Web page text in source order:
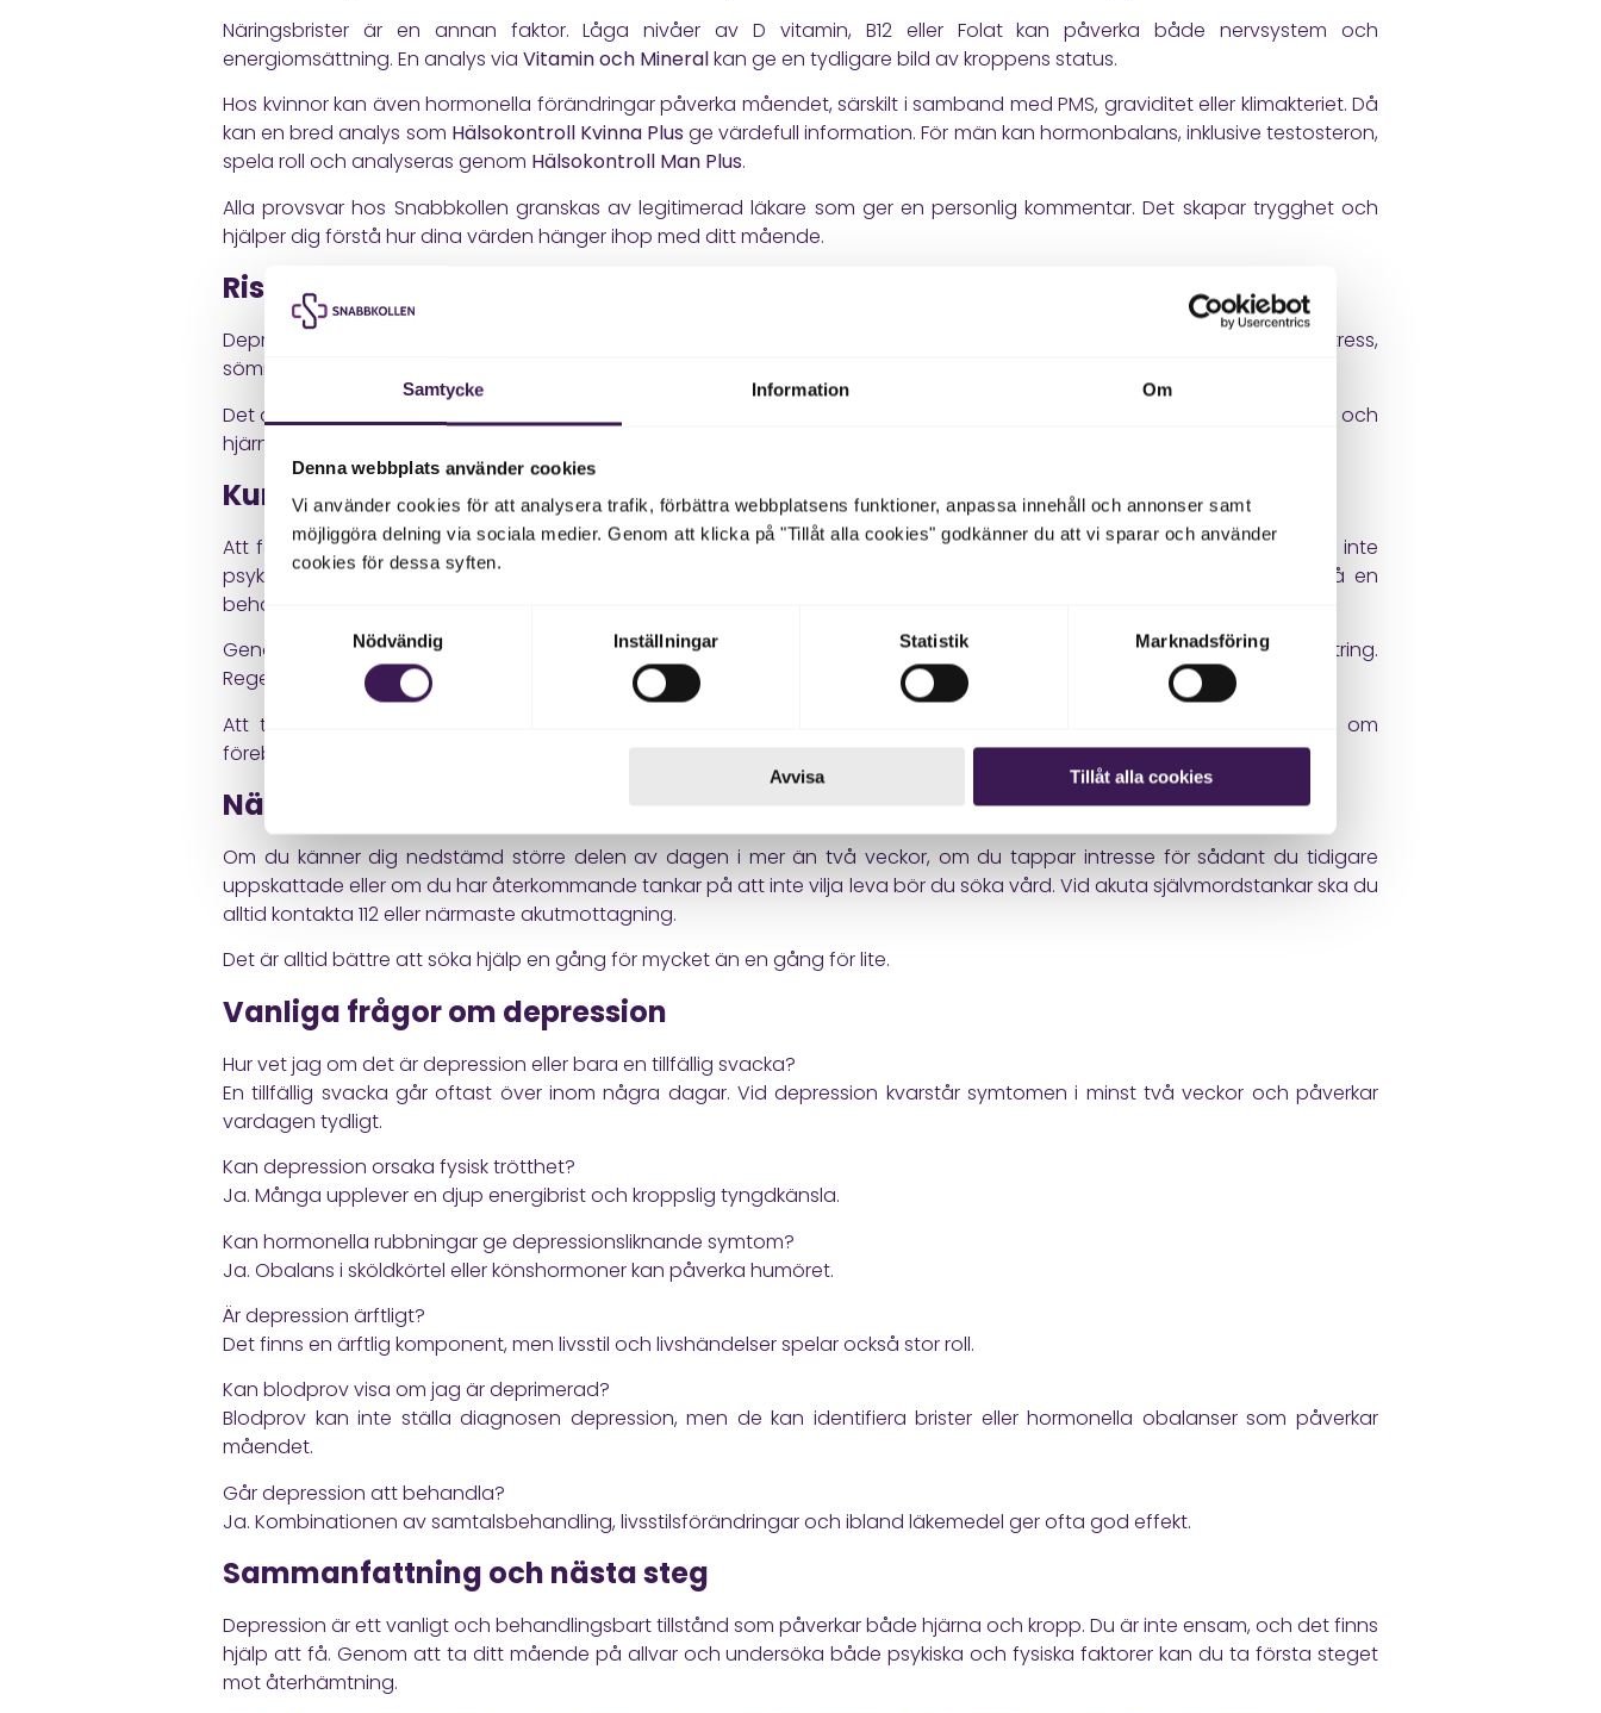
Samtycke Information Om
Denna webbplats använder cookies
Vi använder cookies för att analysera trafik, förbättra webbplatsens funktioner, anpassa innehåll och annonser samt
möjliggöra delning via sociala medier. Genom att klicka på "Tillåt alla cookies" godkänner du att vi sparar och använder
cookies för dessa syften.
Samtyckesval
Nödvändig
Inställningar Statistik Marknadsföring
Avvisa Tillåt alla cookies
Näringsbrister är en annan faktor. Låga nivåer av D vitamin, B12 eller Folat kan påverka både nervsystem och
energiomsättning. En analys via Vitamin och Mineralkan ge en tydligare bild av kroppens status.
Hos kvinnor kan även hormonella förändringar påverka måendet, särskilt i samband med PMS, graviditet eller klimakteriet. Då
kan en bred analys som Hälsokontroll KvinnaPlusge värdefull information. För män kan hormonbalans, inklusive testosteron,
spela roll och analyseras genom Hälsokontroll Man Plus.
Alla provsvar hos Snabbkollen granskas av legitimerad läkare som ger en personlig kommentar. Det skapar trygghet och
hjälper dig förstå hur dina värden hänger ihop med ditt mående.
Riskfaktorer och livssituation
Depression uppstår ofta genom en kombination av biologiska, psykologiska och sociala faktorer. Långvarig stress,
sömnbrist, stora livsförändringar, arbetsbelastning eller relationsproblem kan bidra. Ärftlighet kan också öka risken.
Det är vanligt att försöka fortsätta som vanligt trots att orken minskar. Men när återhämtningen uteblir behöver kroppen och
hjärnan stöd.
Kundnytta – hur du kan ta kontroll över din hälsa
Att förstå om det finns en biologisk komponent bakom ditt mående kan vara ett viktigt första steg. Blodprov ersätter inte
psykologisk behandling, men de kan ge klarhet. Ibland visar det sig att trötthet och nedstämdhet delvis beror på en
behandlingsbar brist eller hormonell obalans.
Genom att kombinera medicinsk kunskap med samtalsstöd och livsstilsförändringar kan många uppleva tydlig förbättring.
Regelbunden sömn, dagsljus, fysisk aktivitet och näringsrik kost är grundpelare som stärker både hjärna och kropp.
Att tidigt upptäcka avvikelser genom blodprov ger möjlighet att agera innan symtomen fördjupas. Det handlar om
förebyggande hälsa och om att ge dig själv rätt förutsättningar.
När ska du söka hjälp
Om du känner dig nedstämd större delen av dagen i mer än två veckor, om du tappar intresse för sådant du tidigare
uppskattade eller om du har återkommande tankar på att inte vilja leva bör du söka vård. Vid akuta självmordstankar ska du
alltid kontakta 112 eller närmaste akutmottagning.
Det är alltid bättre att söka hjälp en gång för mycket än en gång för lite.
Vanliga frågor om depression
Hur vet jag om det är depression eller bara en tillfällig svacka?
En tillfällig svacka går oftast över inom några dagar. Vid depression kvarstår symtomen i minst två veckor och påverkar
vardagen tydligt.
Kan depression orsaka fysisk trötthet?
Ja. Många upplever en djup energibrist och kroppslig tyngdkänsla.
Kan hormonella rubbningar ge depressionsliknande symtom?
Ja. Obalans i sköldkörtel eller könshormoner kan påverka humöret.
Är depression ärftligt?
Det finns en ärftlig komponent, men livsstil och livshändelser spelar också stor roll.
Kan blodprov visa om jag är deprimerad?
Blodprov kan inte ställa diagnosen depression, men de kan identifiera brister eller hormonella obalanser som påverkar
måendet.
Går depression att behandla?
Ja. Kombinationen av samtalsbehandling, livsstilsförändringar och ibland läkemedel ger ofta god effekt.
Sammanfattning och nästa steg
Depression är ett vanligt och behandlingsbart tillstånd som påverkar både hjärna och kropp. Du är inte ensam, och det finns
hjälp att få. Genom att ta ditt mående på allvar och undersöka både psykiska och fysiska faktorer kan du ta första steget
mot återhämtning.